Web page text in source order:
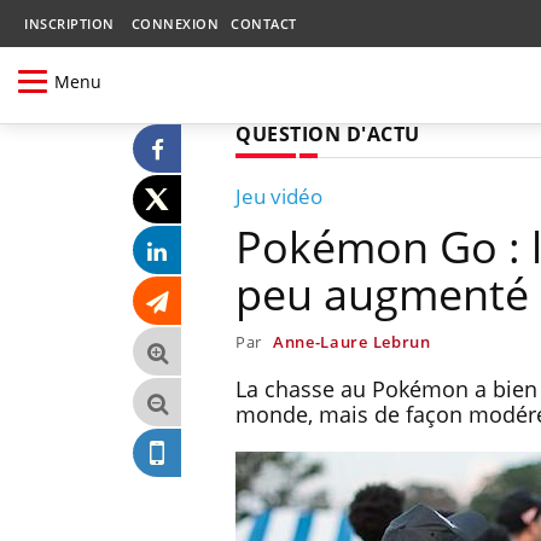
INSCRIPTION CONNEXION CONTACT
Menu
QUESTION D'ACTU
Jeu vidéo
Pokémon Go
peu augmenté
Par Anne-Laure Lebrun
La chasse au Pokémon a
monde, mais de façon